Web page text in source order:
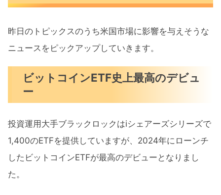
昨日のトピックスのうち米国市場に影響を与えそうな
ニュースをピックアップしていきます。
ビットコインETF史上最高のデビュ
ー
投資運用大手ブラックロックはiシェアーズシリーズで
1,400のETFを提供していますが、2024年にローンチ
したビットコインETFが最高のデビューとなりまし
た。